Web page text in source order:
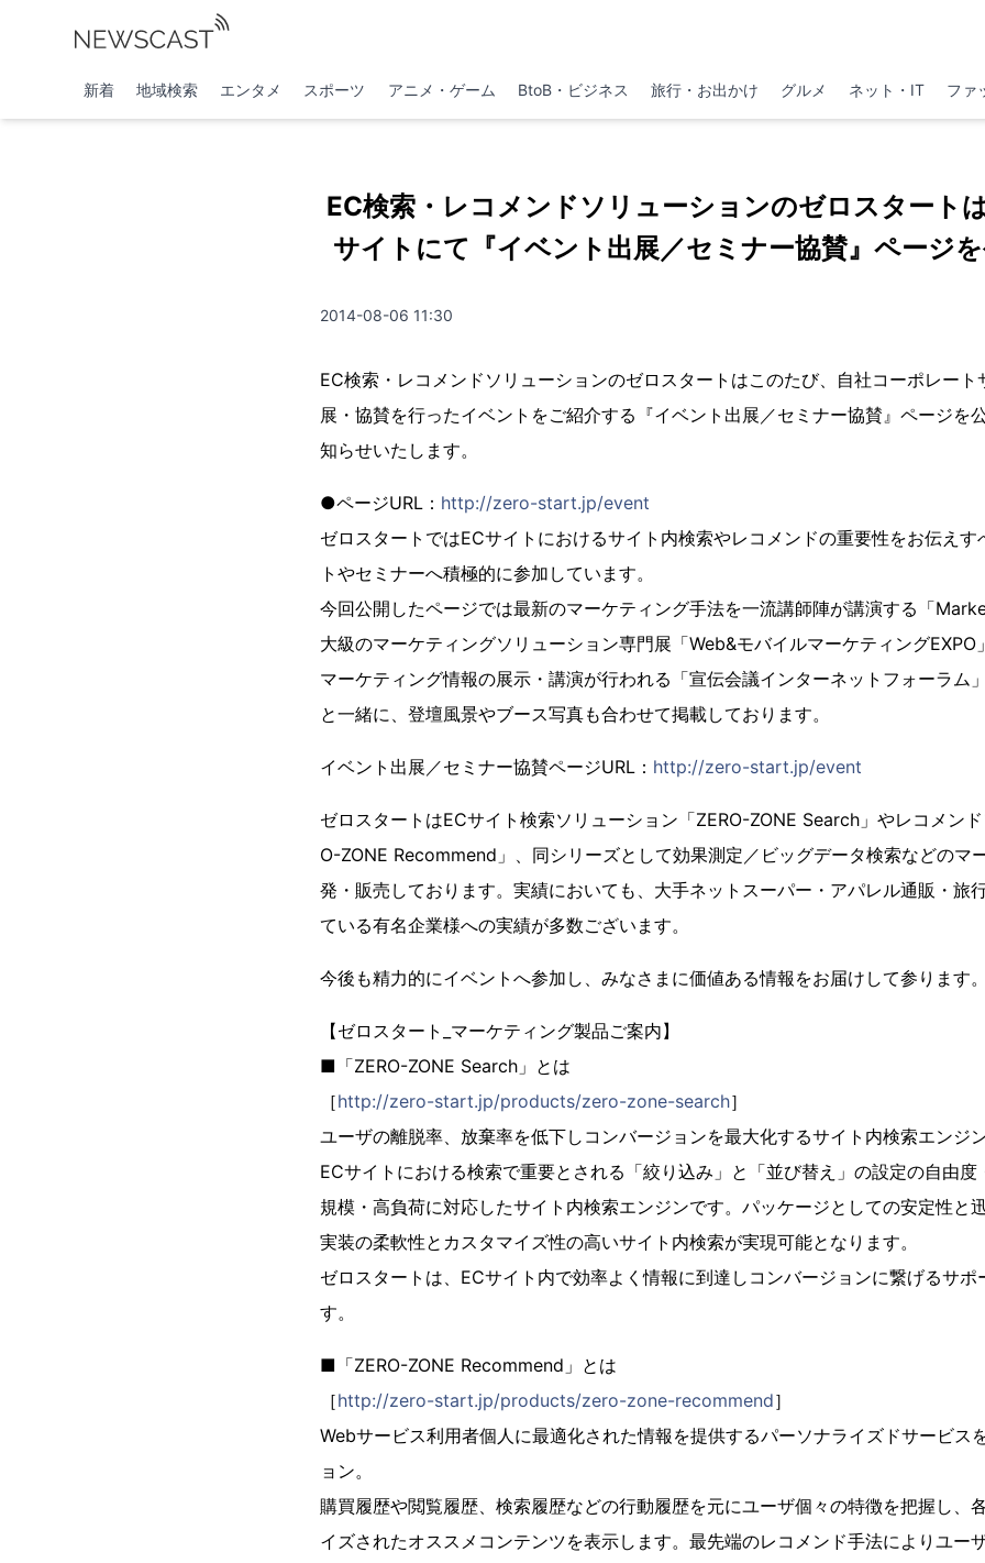
新着 地域検索 エンタメ スポーツ アニメ・ゲーム BtoB・ビジネス 旅行・お出かけ グルメ ネット・IT ファ
EC検索・レコメンドソリューションのゼロスタート
サイトにて『イベント出展／セミナー協賛』ページ
2014-08-06 11:30
EC検索・レコメンドソリューションのゼロスタートはこのたび、自社コーポレート
展・協賛を行ったイベントをご紹介する『イベント出展／セミナー協賛』ページを
知らせいたします。
●ページURL： http://zero-start.jp/event
ゼロスタートではECサイトにおけるサイト内検索やレコメンドの重要性をお伝えす
トやセミナーへ積極的に参加しています。
今回公開したページでは最新のマーケティング手法を一流講師陣が講演する「
大級のマーケティングソリューション専門展「Web&モバイルマーケティングEXPO
マーケティング情報の展示・講演が行われる「宣伝会議インターネットフォーラム
と一緒に、登壇風景やブース写真も合わせて掲載しております。
イベント出展／セミナー協賛ページURL： http://zero-start.jp/event
ゼロスタートはECサイト検索ソリューション「ZERO-ZONE Search」やレコメン
O-ZONE Recommend」、同シリーズとして効果測定／ビッグデータ検索などのマ
発・販売しております。実績においても、大手ネットスーパー・アパレル通販・旅
ている有名企業様への実績が多数ございます。
今後も精力的にイベントへ参加し、みなさまに価値ある情報をお届けして参ります。
【ゼロスタート_マーケティング製品ご案内】
■「ZERO-ZONE Search」とは
［http://zero-start.jp/products/zero-zone-search］
ユーザの離脱率、放棄率を低下しコンバージョンを最大化するサイト内検索エンジン
ECサイトにおける検索で重要とされる「絞り込み」と「並び替え」の設定の自由度
規模・高負荷に対応したサイト内検索エンジンです。パッケージとしての安定性と
実装の柔軟性とカスタマイズ性の高いサイト内検索が実現可能となります。
ゼロスタートは、ECサイト内で効率よく情報に到達しコンバージョンに繋げるサポ
す。
■「ZERO-ZONE Recommend」とは
［http://zero-start.jp/products/zero-zone-recommend］
Webサービス利用者個人に最適化された情報を提供するパーソナライズドサービス
ョン。
購買履歴や閲覧履歴、検索履歴などの行動履歴を元にユーザ個々の特徴を把握し、
イズされたオススメコンテンツを表示します。最先端のレコメンド手法によりユー